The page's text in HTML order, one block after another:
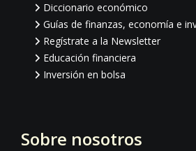
Diccionario económico
Guías de finanzas, economía e
Regístrate a la Newsletter
Educación financiera
Inversión en bolsa
Sobre nosotros